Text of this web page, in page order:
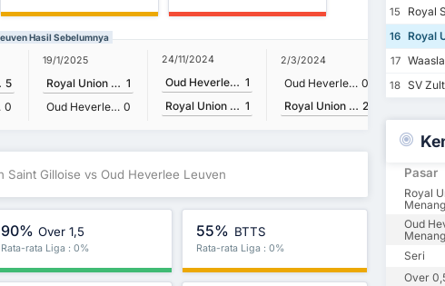
Hasil Sebelumnya
5
0
19/1/2025
Royal Union Saint Gilloise 1
Oud Heverlee Leuven 0
24/11/2024
Oud Heverlee Leuven 1
Royal Union Saint Gilloise 1
2/3/2024
Oud Heverlee Leuven 0
Royal Union Saint Gilloise 2
12/8/
Saint Gilloise vs Oud Heverlee Leuven
90% Over 1,5
Rata-rata Liga : 0%
55% BTTS
Rata-rata Liga : 0%
15
Royal
16 Royal
17
18 SV
Pasar
Royal
Menang
Oud
Menang
Seri
Over